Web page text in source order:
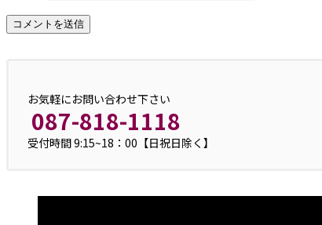
お気軽にお問い合わせ下さい
087-818-1118
受付時間 9:15~18：00【日祝日除く】